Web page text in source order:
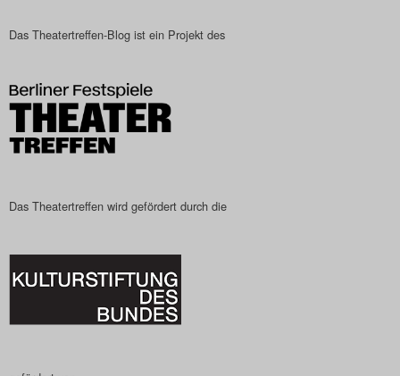
Das Theatertreffen-Blog ist ein Projekt des
Das Theatertreffen wird gefördert durch die